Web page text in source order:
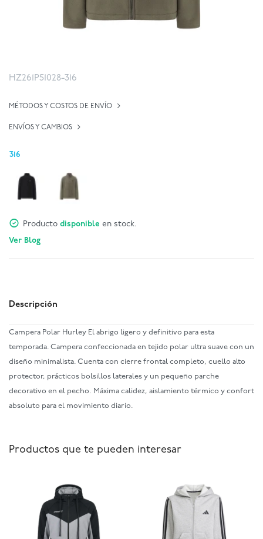
HZ261P51028-316
MÉTODOS Y COSTOS DE ENVÍO
ENVÍOS Y CAMBIOS
316
Producto disponible en stock.
Ver Blog
Descripción
Campera Polar Hurley El abrigo ligero y definitivo para esta
temporada. Campera confeccionada en tejido polar ultra suave con un
diseño minimalista. Cuenta con cierre frontal completo, cuello alto
protector, prácticos bolsillos laterales y un pequeño parche
decorativo en el pecho. Máxima calidez, aislamiento térmico y confort
absoluto para el movimiento diario.
Productos que te pueden interesar